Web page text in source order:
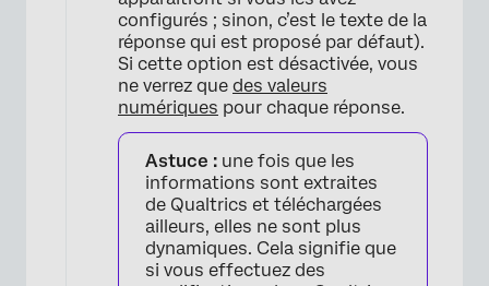
configurés ; sinon, c’est le texte de la
réponse qui est proposé par défaut).
Si cette option est désactivée, vous
ne verrez que des valeurs
numériques pour chaque réponse.
Astuce : une fois que les
informations sont extraites
de Qualtrics et téléchargées
ailleurs, elles ne sont plus
dynamiques. Cela signifie que
si vous effectuez des